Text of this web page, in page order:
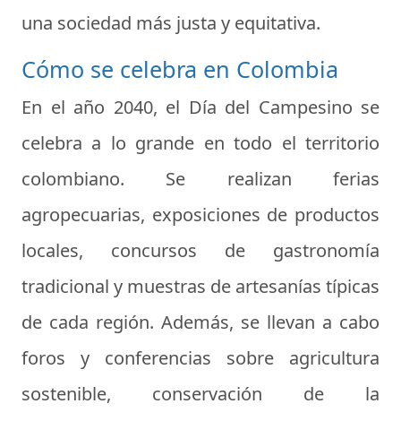
una sociedad más justa y equitativa.
Cómo se celebra en Colombia
En el año 2040, el Día del Campesino se
celebra a lo grande en todo el territorio
colombiano. Se realizan ferias
agropecuarias, exposiciones de productos
locales, concursos de gastronomía
tradicional y muestras de artesanías típicas
de cada región. Además, se llevan a cabo
foros y conferencias sobre agricultura
sostenible, conservación de la